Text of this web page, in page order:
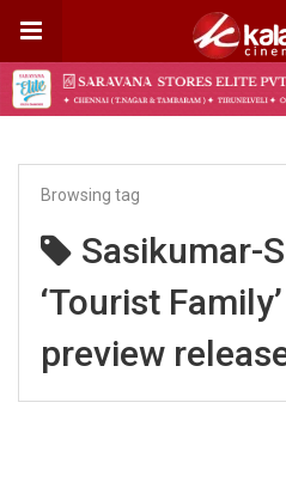
Browsing tag
Sasikumar-
‘Tourist
preview